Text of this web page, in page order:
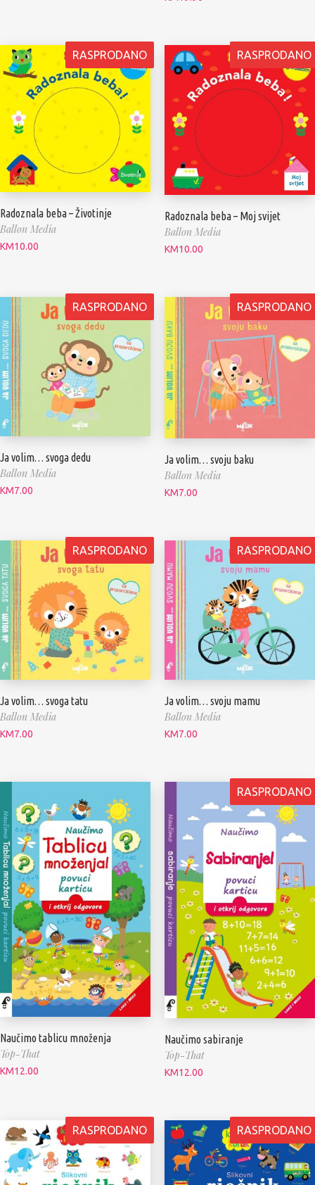
RASPRODANO
Radoznala beba – Životinje
Ballon Media
KM10.00
RASPRODANO
Radoznala beba – Moj svijet
Ballon Media
KM10.00
RASPRODANO
Ja volim… svoga dedu
Ballon Media
KM7.00
RASPRODANO
Ja volim… svoju baku
Ballon Media
KM7.00
RASPRODANO
Ja volim… svoga tatu
Ballon Media
KM7.00
RASPRODANO
Ja volim… svoju mamu
Ballon Media
KM7.00
Naučimo tablicu množenja
Top-That
KM12.00
RASPRODANO
Naučimo sabiranje
Top-That
KM12.00
RASPRODANO RASPRODANO